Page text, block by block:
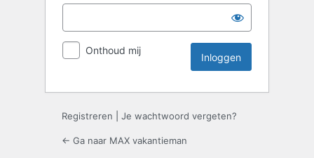
Onthoud mij
Registreren Je wachtwoord vergeten?
← Ga naar MAX vakantieman